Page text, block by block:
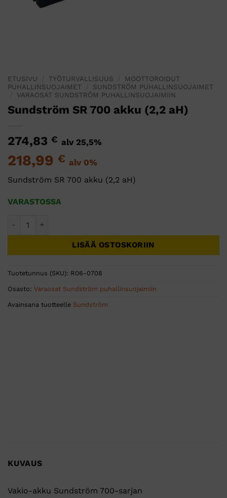
ETUSIVU TYÖTURVALLISUUS
MOOTTOROIDUT
PUHALLINSUOJAIMET
SUNDSTRÖM PUHALLINSUOJAIMET
VARAOSAT SUNDSTRÖM PUHALLINSUOJAIMIIN
Sundström SR 700 akku (2,2 aH)
274,83 € alv 25,5%
218,99 € alv 0%
Sundström SR 700 akku (2,2 aH)
VARASTOSSA
LISÄÄ OSTOSKORIIN
Tuotetunnus (SKU): R06-0708
Osasto: Varaosat Sundström puhallinsuojaimiin
Avainsana tuotteelle Sundström
KUVAUS
Vakio-akku Sundström 700-sarjan